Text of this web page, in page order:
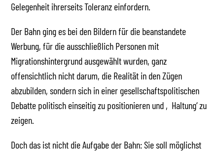
Gelegenheit ihrerseits Toleranz einfordern.
Der Bahn ging es bei den Bildern für die beanstandete
Werbung, für die ausschließlich Personen mit
Migrationshintergrund ausgewählt wurden, ganz
offensichtlich nicht darum, die Realität in den Zügen
abzubilden, sondern sich in einer gesellschaftspolitischen
Debatte politisch einseitig zu positionieren und ‚Haltung‘ zu
zeigen.
Doch das ist nicht die Aufgabe der Bahn: Sie soll möglichst